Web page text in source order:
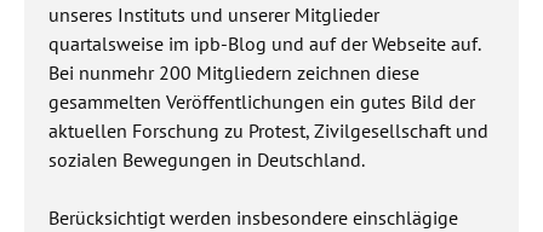
unseres Instituts und unserer Mitglieder
quartalsweise im ipb-Blog und auf der Webseite auf.
Bei nunmehr 200 Mitgliedern zeichnen diese
gesammelten Veröffentlichungen ein gutes Bild der
aktuellen Forschung zu Protest, Zivilgesellschaft und
sozialen Bewegungen in Deutschland.
Berücksichtigt werden insbesondere einschlägige